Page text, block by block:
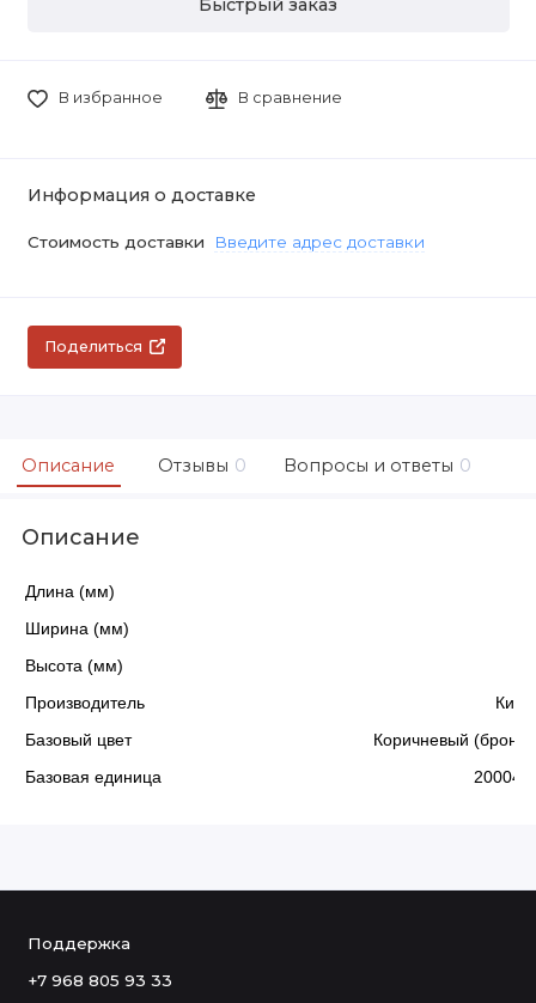
Быстрый заказ
В избранное В сравнение
Информация о доставке
Стоимость доставки Введите адрес доставки
Поделиться
Описание Отзывы 0 Вопросы и ответы 0
Описание
Длина (мм)
Ширина (мм)
Высота (мм)
Производитель
Базовый цвет Коричневый
Базовая единица
Поддержка
+7 968 805 93 33